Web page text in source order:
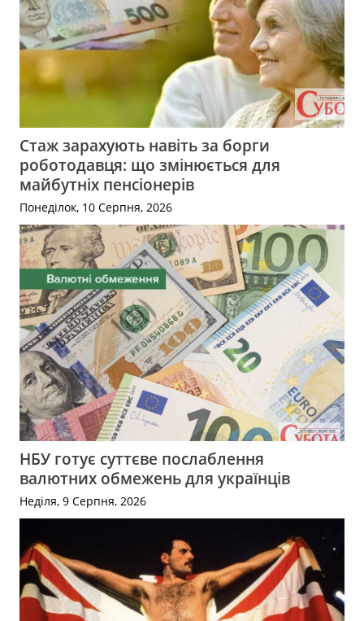
Стаж зарахують навіть за борги
роботодавця: що змінюється для
майбутніх пенсіонерів
Понеділок, 10 Серпня, 2026
НБУ готує суттєве послаблення
валютних обмежень для українців
Неділя, 9 Серпня, 2026